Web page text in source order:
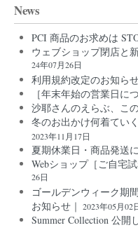
News
PCI 商品のお求めは
ウェブショップ閉店と
24年07月26日
利用規約改定のお知らせ
［年末年始の営業日に
沙耶さんのえらぶ、こ
冬のお出かけ何着てい
2023年11月17日
夏期休業日・商品発送
Webショップ［ご自宅
26日
ゴールデンウィーク期
お知らせ｜ 2023年05月02
Summer Collection 公開